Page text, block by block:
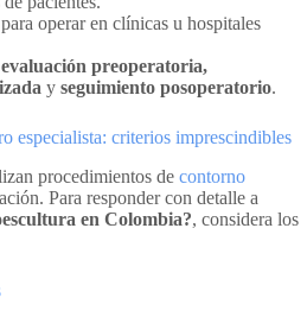
para operar en clínicas u hospitales
evaluación preoperatoria,
y seguimiento posoperatorio.
especialista: criterios imprescindibles
procedimientos de contorno
Para responder con detalle a
en Colombia?, considera los